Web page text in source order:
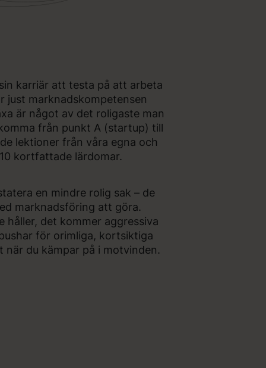
karriär att testa på att arbeta
marknadskompetensen
är något av det roligaste man
från punkt A (startup) till
lektioner från våra egna och
kortfattade lärdomar.
en mindre rolig sak – de
marknadsföring att göra.
det kommer aggressiva
för orimliga, kortsiktiga
när du kämpar på i motvinden.